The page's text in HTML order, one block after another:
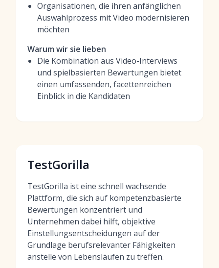
Organisationen, die ihren anfänglichen
Auswahlprozess mit Video modernisieren
möchten
Warum wir sie lieben
Die Kombination aus Video-Interviews
und spielbasierten Bewertungen bietet
einen umfassenden, facettenreichen
Einblick in die Kandidaten
TestGorilla
TestGorilla ist eine schnell wachsende
Plattform, die sich auf kompetenzbasierte
Bewertungen konzentriert und
Unternehmen dabei hilft, objektive
Einstellungsentscheidungen auf der
Grundlage berufsrelevanter Fähigkeiten
anstelle von Lebensläufen zu treffen.